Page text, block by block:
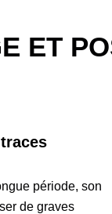
ET
période, son
de graves